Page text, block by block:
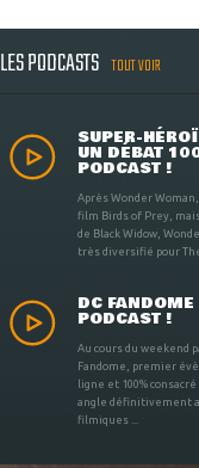
LES PODCASTS TOUT VOIR
SUPER-
UN DÉBAT
PODCAST !
Après Wonder
film Birds of Prey,
de Black Widow,
très diversifié pour
DC
PODCAST !
Au cours du weekend
Fandome, premier
ligne et 100%
angle définitivement
filmiques ...